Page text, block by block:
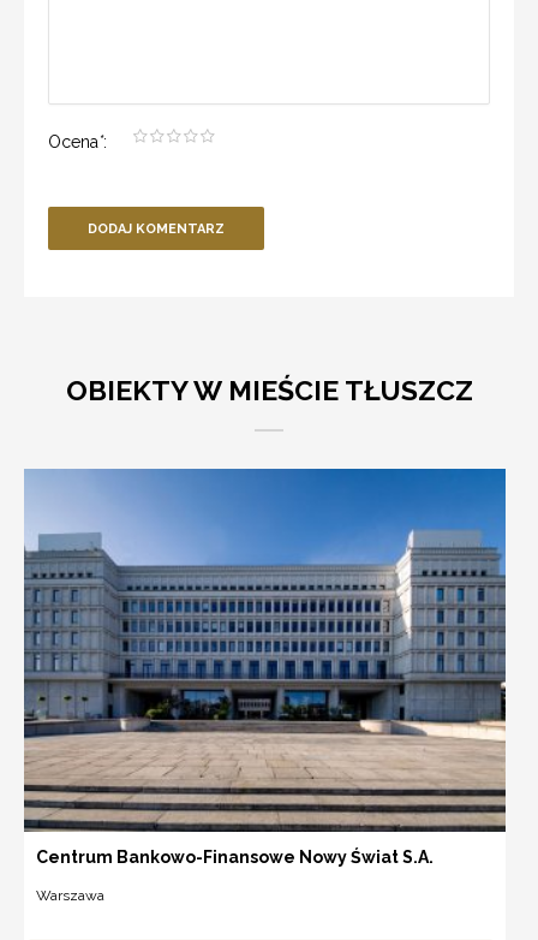
Ocena*:
DODAJ KOMENTARZ
OBIEKTY W MIEŚCIE TŁUSZCZ
Centrum Bankowo-Finansowe Nowy Świat S.A.
Warszawa